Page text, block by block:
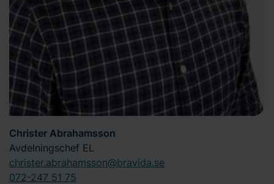
Christer Abrahamsson
Avdelningschef EL
christer.abrahamsson@bravida.se
072-247 51 75